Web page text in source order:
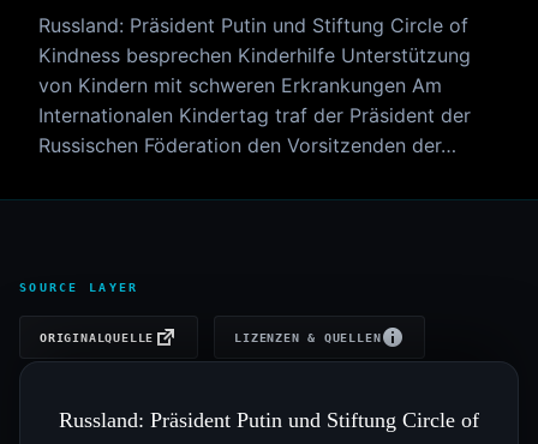
Russland: Präsident Putin und Stiftung Circle of
Kindness besprechen Kinderhilfe Unterstützung
von Kindern mit schweren Erkrankungen Am
Internationalen Kindertag traf der Präsident der
Russischen Föderation den Vorsitzenden der…
SOURCE LAYER
ORIGINALQUELLE LIZENZEN & QUELLEN
Russland: Präsident Putin und Stiftung Circle of